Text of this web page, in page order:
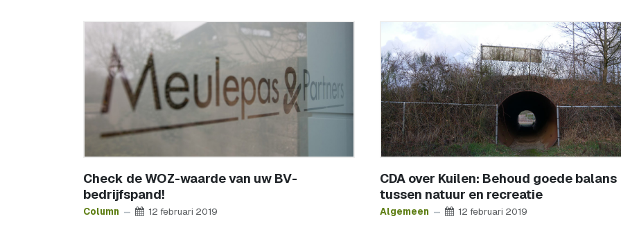
Check de WOZ-waarde van uw BV-
bedrijfspand!
Column 12 februari 2019
CDA over Kuilen: Behoud goede balans
tussen natuur en recreatie
Algemeen 12 februari 2019